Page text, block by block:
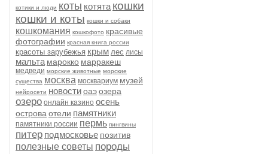
котики и люди коты котята кошки
кошки и коты кошки и собаки
кошкомания кошкофото красивые
фотографии красная книга россии
красоты зарубежья крым лес лисы
мальта марокко марракеш
медведи морские животные морские
существа москва москвариум музей
нейросети новостиоаэозера
озеро онлайн казино осень
острова отели памятники
памятники россии пермь пингвины
питер подмосковье позитив
полезные советы породы